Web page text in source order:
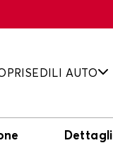
AUTO
Dettagli